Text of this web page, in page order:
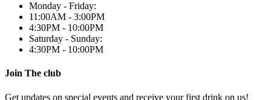
Monday - Friday:
11:00AM - 3:00PM
4:30PM - 10:00PM
Saturday - Sunday:
4:30PM - 10:00PM
Join The club
Get updates on special events and receive your first drink on us!